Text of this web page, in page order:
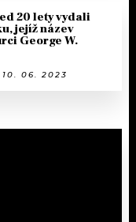
20 lety vydali
jejíž název
George W.
10. 06. 2023